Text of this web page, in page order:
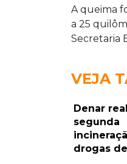
A queima
a 25
Secretaria
VEJA
Denar
segunda
drogas